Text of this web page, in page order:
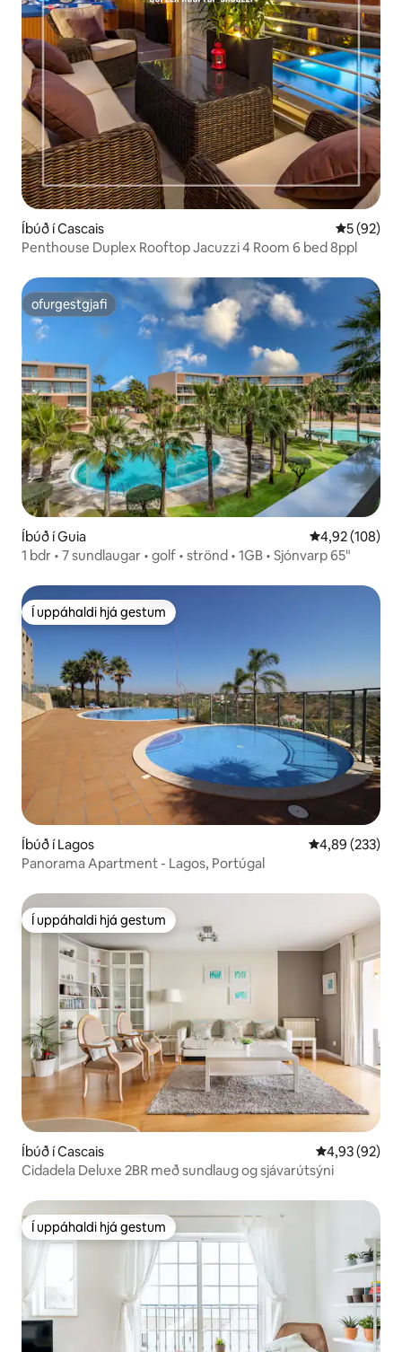
Íbúð í Cascais 5 af 5 í
5 (92)
Penthouse Duplex Rooftop Jacuzzi 4 Room 6 bed 8ppl
ofurgestgjafi
ofurgestgjafi
Íbúð í Guia 4,92 af 5 í
4,92 (108)
1 bdr • 7 sundlaugar • golf • strönd • 1GB • Sjónvarp 65"
Í uppáhaldi hjá gestum
Í uppáhaldi hjá gestum
Íbúð í Lagos 4,89 af 5 í
4,89 (233)
Panorama Apartment - Lagos, Portúgal
Í uppáhaldi hjá gestum
Í uppáhaldi hjá gestum
Íbúð í Cascais 4,93 af 5 í
4,93 (92)
Cidadela Deluxe 2BR með sundlaug og sjávarútsýni
Í uppáhaldi hjá gestum
Í uppáhaldi hjá gestum